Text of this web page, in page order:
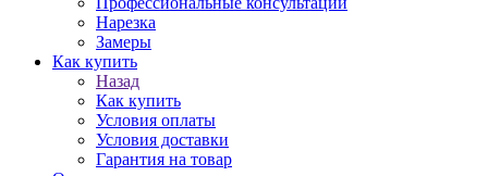
Нарезка
Замеры
Как купить
Назад
Как купить
Условия оплаты
Условия доставки
Гарантия на товар